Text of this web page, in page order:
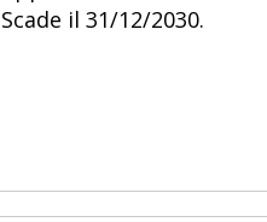
Scade il 31/12/2030.